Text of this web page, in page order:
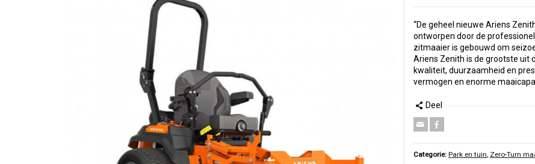
“De geheel nieuwe Ariens
ontworpen door de
zitmaaier is gebouwd om
Ariens Zenith is de grootste uit
kwaliteit, duurzaamheid en
vermogen en enorme
Deel
Categorie: Park en tuin, Zero-Turn